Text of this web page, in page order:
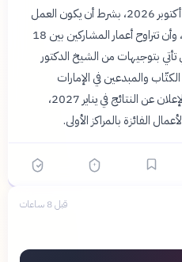
تستقبل الجائزة المشاركات حتى 31 أكتوبر 2026، بشرط أن يكون العمل
هو الأول للمؤلف في المجال المقدم، وأن تتراوح أعمار المشاركين بين 18
تأتي بتوجيهات من الشيخ الدكتور
والمبدعين في الإمارات
ومختلف أنحاء الوطن العربي. سيتم الإعلان عن النتائج في يناير 2027،
الفائزة بالمراكز الأولى.
قبل 8 ساعات